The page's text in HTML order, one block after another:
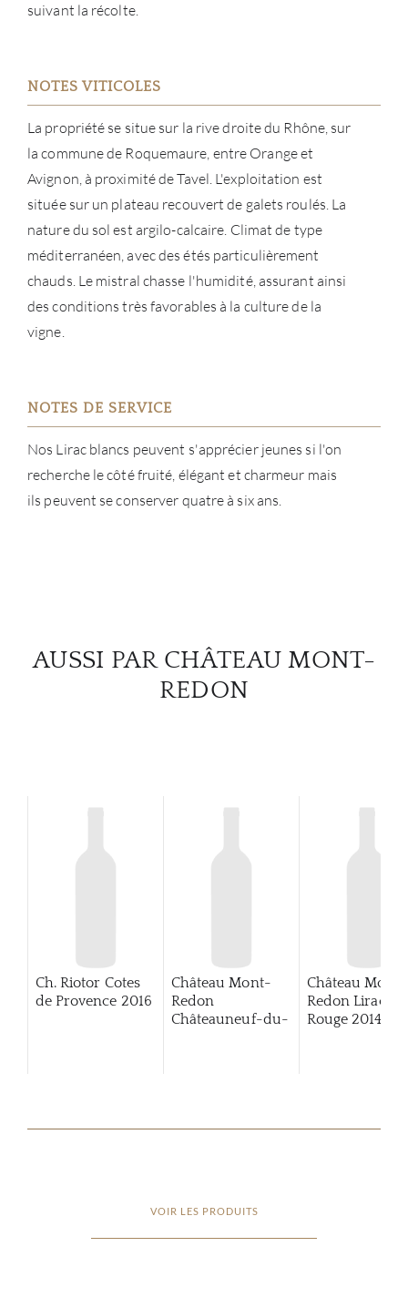
suivant la récolte.
NOTES VITICOLES
La propriété se situe sur la rive droite du Rhône, sur
la commune de Roquemaure, entre Orange et
Avignon, à proximité de Tavel. L'exploitation est
située sur un plateau recouvert de galets roulés. La
nature du sol est argilo-calcaire. Climat de type
méditerranéen, avec des étés particulièrement
chauds. Le mistral chasse l'humidité, assurant ainsi
des conditions très favorables à la culture de la
vigne.
NOTES DE SERVICE
Nos Lirac blancs peuvent s'apprécier jeunes si l'on
recherche le côté fruité, élégant et charmeur mais
ils peuvent se conserver quatre à six ans.
AUSSI PAR CHÂTEAU MONT-
REDON
Ch. Riotor Cotes
de Provence 2016
Château Mont-
Redon
Châteauneuf-du-
Château Mont-
Redon Lirac
Rouge 2014
VOIR LES PRODUITS